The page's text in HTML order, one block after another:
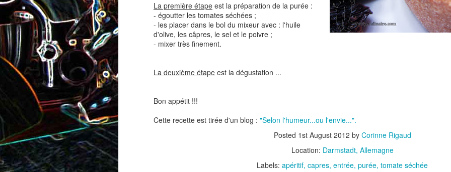
La première étape est la préparation de la purée :
- égoutter les tomates séchées ;
- les placer dans le bol du mixeur avec : l'huile
d'olive, les câpres, le sel et le poivre ;
- mixer très finement.
La deuxième étape est la dégustation ...
Bon appétit !!!
Cette recette est tirée d'un blog : "Selon l'humeur...ou l'envie...".
Posted 1st August 2012 by Corinne Rigaud
Location: Darmstadt, Allemagne
Labels: apéritif capres entrée purée tomate séchée
Cake à la rhubarbe Salade d'avocat, au
2